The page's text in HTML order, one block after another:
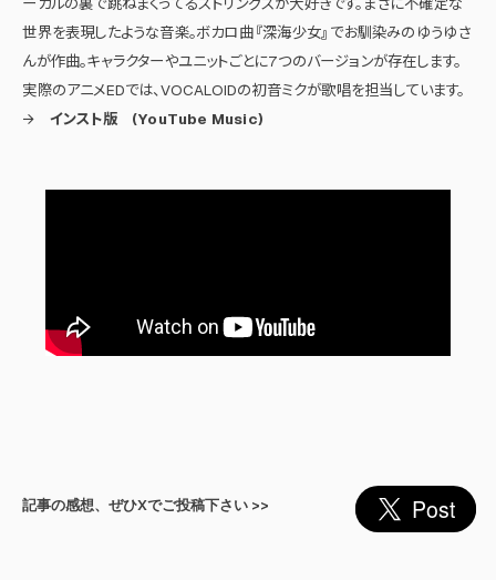
ーカルの裏で跳ねまくってるストリングスが大好きです。まさに不確定な
世界を表現したような音楽。ボカロ曲 『深海少女』 でお馴染みのゆうゆさ
んが作曲。キャラクターやユニットごとに7つのバージョンが存在します。
実際のアニメEDでは、VOCALOIDの初音ミクが歌唱を担当しています。
→ インスト版 (YouTube Music)
記事の感想、ぜひXでご投稿下さい >>